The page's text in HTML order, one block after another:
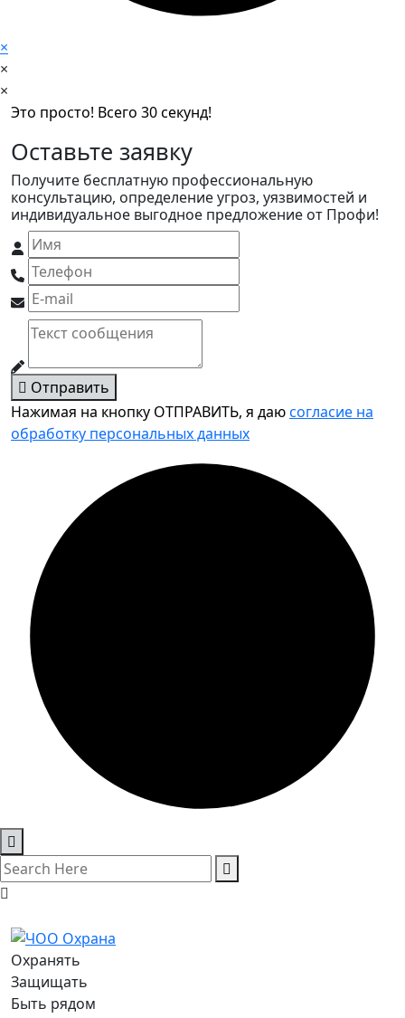
×
×
×
Это просто! Всего 30 секунд!
Оставьте заявку
Получите бесплатную профессиональную
консультацию, определение угроз, уязвимостей и
индивидуальное выгодное предложение от Профи!
Отправить
Нажимая на кнопку ОТПРАВИТЬ, я даюсогласие на
обработку персональных данных
Охранять
Защищать
Быть рядом